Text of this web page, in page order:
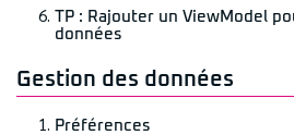
TP : Rajouter un ViewModel
données
Gestion des données
Préférences